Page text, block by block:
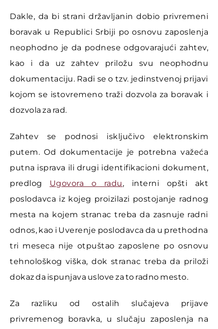
Dakle, da bi strani državljanin dobio privremeni
boravak u Republici Srbiji po osnovu zaposlenja
neophodno je da podnese odgovarajući zahtev,
kao i da uz zahtev priložu svu neophodnu
dokumentaciju. Radi se o tzv. jedinstvenoj prijavi
kojom se istovremeno traži dozvola za boravak i
dozvola za rad.
Zahtev se podnosi isključivo elektronskim
putem. Od dokumentacije je potrebna važeća
putna isprava ili drugi identifikacioni dokument,
predlog Ugovora o radu, interni opšti akt
poslodavca iz kojeg proizilazi postojanje radnog
mesta na kojem stranac treba da zasnuje radni
odnos, kao i Uverenje poslodavca da u prethodna
tri meseca nije otpuštao zaposlene po osnovu
tehnološkog viška, dok stranac treba da priloži
dokaz da ispunjava uslove za to radno mesto.
Za razliku od ostalih slučajeva prijave
privremenog boravka, u slučaju zaposlenja na